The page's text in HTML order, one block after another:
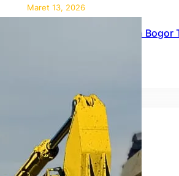
Maret 13, 2026
Harga Pagar Panel Beton Bogor
Tags